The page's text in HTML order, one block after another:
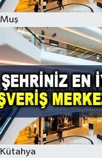
Muş
Kütahya